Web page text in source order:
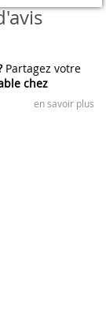
Partagez votre
chez
en savoir plus